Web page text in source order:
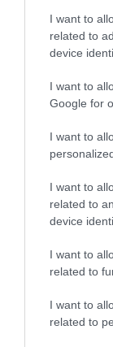
I want to
related to
device
I want to
Google for
I want to
I want to
related to
device
I want to
related to
I want to
related to
Összesen 1
na...@citromail.hu
2016.